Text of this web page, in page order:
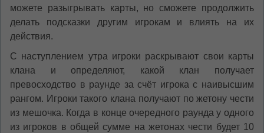
можете разыгрывать карты, но сможете продолжить
делать подсказки другим игрокам и влиять на их
действия.
С наступлением утра игроки раскрывают свои карты
клана и определяют, какой клан получает
превосходство в раунде за счёт игрока с наивысшим
рангом. Игроки такого клана получают по жетону чести
из мешочка. Когда в конце очередного раунда у одного
из игроков в общей сумме на жетонах чести будет 10